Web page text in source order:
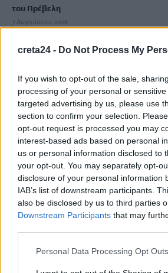
creta24 - Do Not Process My
If you wish to opt-out of the sale,
processing of your personal or
targeted advertising by us, please use
section to confirm your selection.
opt-out request is processed you may
interest-based ads based on personal
us or personal information disclosed to
your opt-out. You may separately opt-
disclosure of your personal information
IAB’s list of downstream participants.
also be disclosed by us to third parties
Downstream Participants that may
Personal Data Processing Opt Outs
του Πρέβελη
7 Αυγούστου, 2026
Σαουδική Αραβία, Τουρκία και
7 Αυγούστου, 2026
Μύκητας-«εισβολέας» προκαλεί
ανθεκτικός στα φάρμακα – Ανησυχία
7 Αυγούστου, 2026
Ολική έκλειψη Ηλίου: Σε κατάσταση
Πώς μπορεί να επηρεαστεί το
7 Αυγούστου, 2026